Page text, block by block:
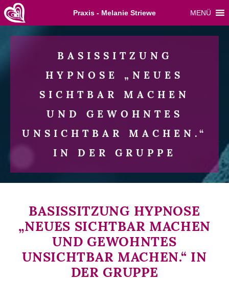
Skip
to
Praxis - Melanie Striewe MENÜ
BASISSITZUNG
HYPNOSE „NEUES
SICHTBAR MACHEN
UND GEWOHNTES
UNSICHTBAR MACHEN.“
IN DER GRUPPE
BASISSITZUNG HYPNOSE
„NEUES SICHTBAR MACHEN
UND GEWOHNTES
UNSICHTBAR MACHEN.“ IN
DER GRUPPE